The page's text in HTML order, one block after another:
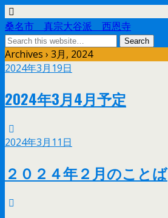
桑名市 真宗大谷派 西恩寺
Archives › 3月, 2024
2024年3月19日
2024年3月4月予定
2024年3月11日
２０２４年２月のことば